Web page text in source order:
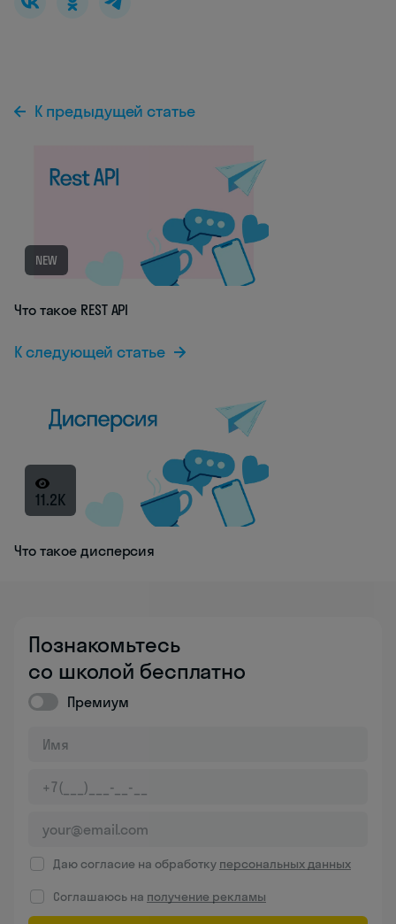
К предыдущей статье
NEW
Что такое REST API
К следующей статье
11.2K
Что такое дисперсия
Познакомьтесь
со школой бесплатно
Премиум
Даю согласие на обработку персональных данных
Соглашаюсь на получение рекламы